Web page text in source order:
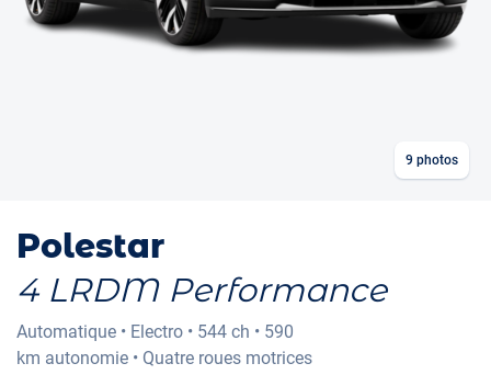
9 photos
Polestar
4 LRDM Performance
Automatique • Electro • 544 ch • 590
km autonomie • Quatre roues motrices